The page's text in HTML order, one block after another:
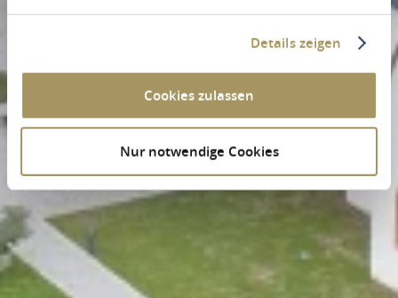
Details zeigen
Cookies zulassen
Nur notwendige Cookies